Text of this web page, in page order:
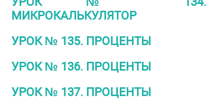
МИКРОКАЛЬКУЛЯТОР
УРОК № 135. ПРОЦЕНТЫ
УРОК № 136. ПРОЦЕНТЫ
УРОК № 137. ПРОЦЕНТЫ